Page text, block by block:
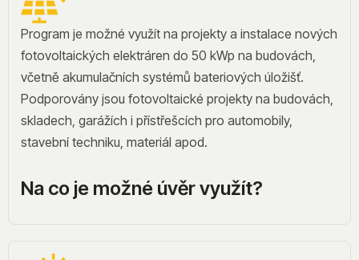
Program je možné využít na projekty a instalace nových
fotovoltaických elektráren do 50 kWp na budovách,
včetně akumulačních systémů bateriových úložišť.
Podporovány jsou fotovoltaické projekty na budovách,
skladech, garážích i přístřešcích pro automobily,
stavební techniku, materiál apod.
Na co je možné úvěr využít?